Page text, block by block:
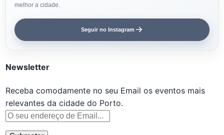
melhor a cidade.
Seguir no Instagram
Newsletter
Receba comodamente no seu Email os eventos mais
relevantes da cidade do Porto.